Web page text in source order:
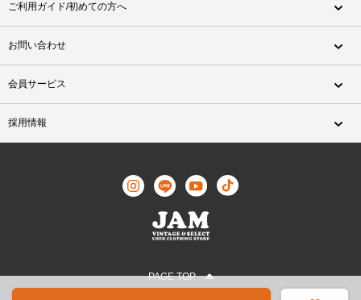
ご利用ガイド/初めての方へ
お問い合わせ
会員サービス
採用情報
PAGE TOP